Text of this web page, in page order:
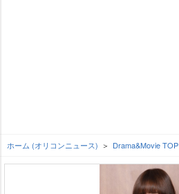
ホーム (オリコンニュース) Drama&Movie TOP